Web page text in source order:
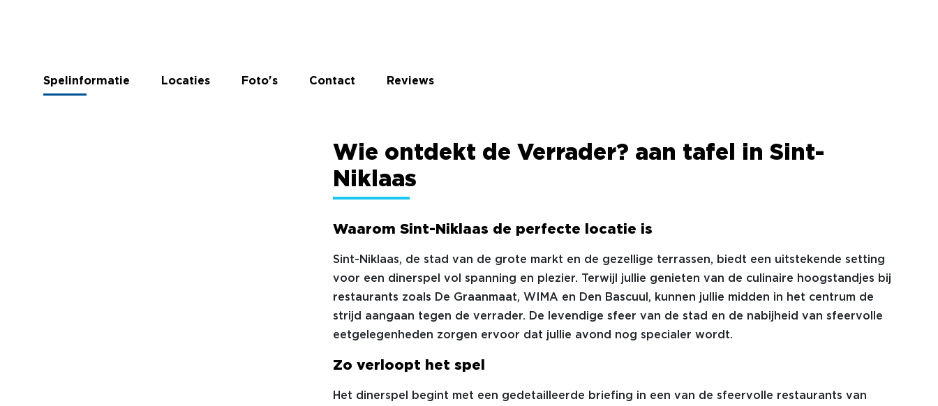
Spelinformatie Locaties Foto's Contact Reviews
Wie ontdekt de Verrader? aan tafel in Sint-
Niklaas
Waarom Sint-Niklaas de perfecte locatie is
Sint-Niklaas, de stad van de grote markt en de gezellige terrassen, biedt een uitstekende setting
voor een dinerspel vol spanning en plezier. Terwijl jullie genieten van de culinaire hoogstandjes bij
restaurants zoals De Graanmaat, WIMA en Den Bascuul, kunnen jullie midden in het centrum de
strijd aangaan tegen de verrader. De levendige sfeer van de stad en de nabijheid van sfeervolle
eetgelegenheden zorgen ervoor dat jullie avond nog specialer wordt.
Zo verloopt het spel
Het dinerspel begint met een gedetailleerde briefing in een van de sfeervolle restaurants van